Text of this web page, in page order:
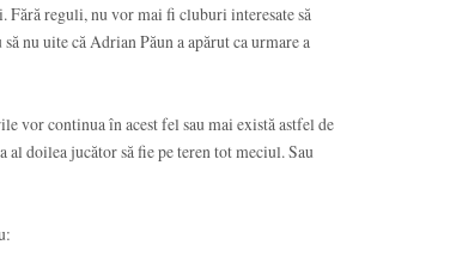
Fără reguli, nu vor mai fi cluburi interesate să
nu uite că Adrian Păun a apărut ca urmare a
vor continua în acest fel sau mai există astfel de
doilea jucător să fie pe teren tot meciul. Sau